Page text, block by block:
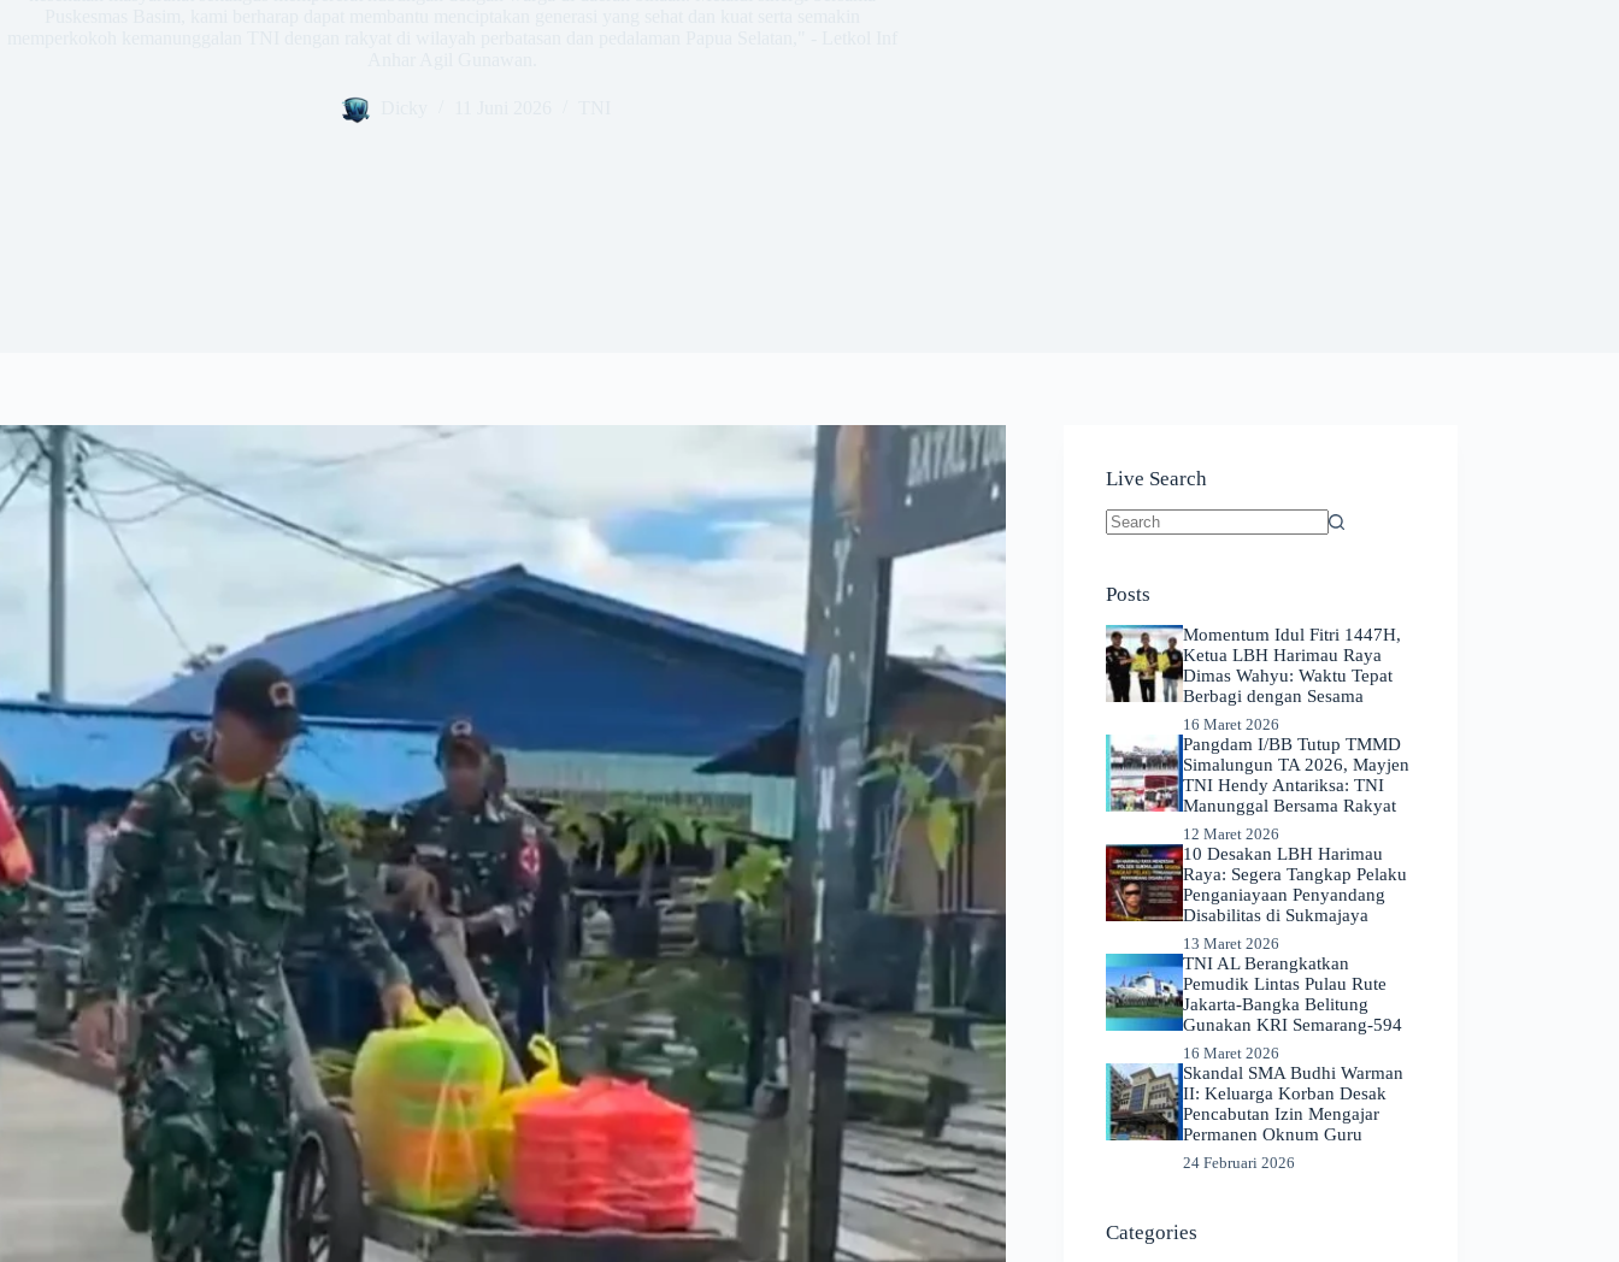
Live Search
Posts
Momentum Idul Fitri 1447H,
Ketua LBH Harimau Raya
Dimas Wahyu: Waktu Tepat
Berbagi dengan Sesama
16 Maret 2026
Pangdam I/BB Tutup TMMD
Simalungun TA 2026, Mayjen
TNI Hendy Antariksa: TNI
Manunggal Bersama Rakyat
12 Maret 2026
​10 Desakan LBH Harimau
Raya: Segera Tangkap Pelaku
Penganiayaan Penyandang
Disabilitas di Sukmajaya
13 Maret 2026
TNI AL Berangkatkan
Pemudik Lintas Pulau Rute
Jakarta-Bangka Belitung
Gunakan KRI Semarang-594
16 Maret 2026
Skandal SMA Budhi Warman
II: Keluarga Korban Desak
Pencabutan Izin Mengajar
Permanen Oknum Guru
24 Februari 2026
Categories